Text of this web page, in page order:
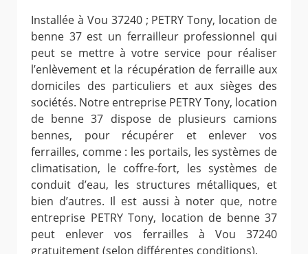
Installée à Vou 37240 ; PETRY Tony, location de
benne 37 est un ferrailleur professionnel qui
peut se mettre à votre service pour réaliser
l’enlèvement et la récupération de ferraille aux
domiciles des particuliers et aux sièges des
sociétés. Notre entreprise PETRY Tony, location
de benne 37 dispose de plusieurs camions
bennes, pour récupérer et enlever vos
ferrailles, comme : les portails, les systèmes de
climatisation, le coffre-fort, les systèmes de
conduit d’eau, les structures métalliques, et
bien d’autres. Il est aussi à noter que, notre
entreprise PETRY Tony, location de benne 37
peut enlever vos ferrailles à Vou 37240
gratuitement (selon différentes conditions).